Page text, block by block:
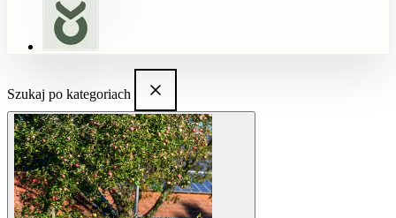
Szukaj po kategoriach